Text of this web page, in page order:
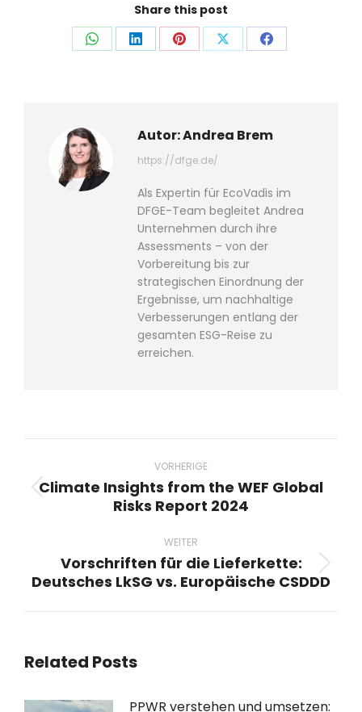
Share this post
Auf
Auf
Auf
Auf
Auf
Autor:Andrea Brem
https://dfge.de/
Als Expertin für EcoVadis im
DFGE-Team begleitet Andrea
Unternehmen durch ihre
Assessments – von der
Vorbereitung bis zur
strategischen Einordnung der
Ergebnisse, um nachhaltige
Verbesserungen entlang der
gesamten ESG-Reise zu
erreichen.
VORHERIGE
Vorheriger
Climate Insights from the WEF Global
Risks Report 2024
WEITER
Nächster
Beitrag:
Vorschriften für die Lieferkette:
Deutsches LkSG vs. Europäische CSDDD
Related Posts
PPWR verstehen und umsetzen: